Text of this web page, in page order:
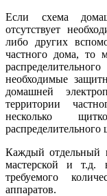
Если схема
отсутствует
либо других
частного дома, то
необходимые
домашней
территории
несколько
распределительного
Каждый отдельный
мастерской и т.д.
требуемого
аппаратов.